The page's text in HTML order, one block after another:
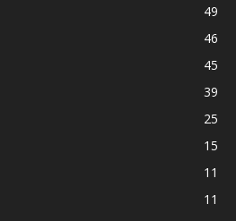
49
46
45
39
25
15
11
11